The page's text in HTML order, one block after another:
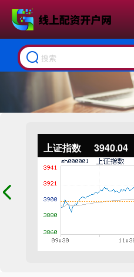
上证指数 3940.04